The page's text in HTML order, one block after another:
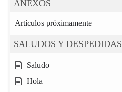
ANEXOS
Artículos próximamente
SALUDOS Y DESPEDIDAS
Saludo
Hola